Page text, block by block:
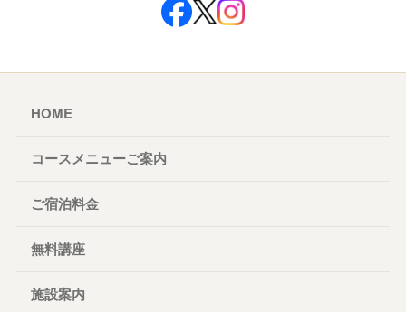
HOME
コースメニューご案内
ご宿泊料金
無料講座
施設案内